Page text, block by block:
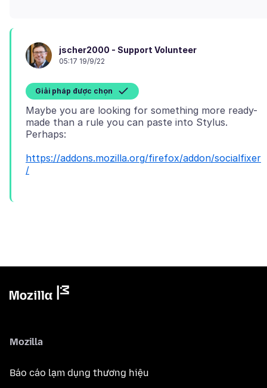
jscher2000 - Support Volunteer
05:17 19/9/22
Giải pháp được chọn
Maybe you are looking for something more ready-
made than a rule you can paste into Stylus.
https://addons.mozilla.org/firefox/addon/socialfixer
/
Mozilla
Báo cáo lạm dụng thương hiệu